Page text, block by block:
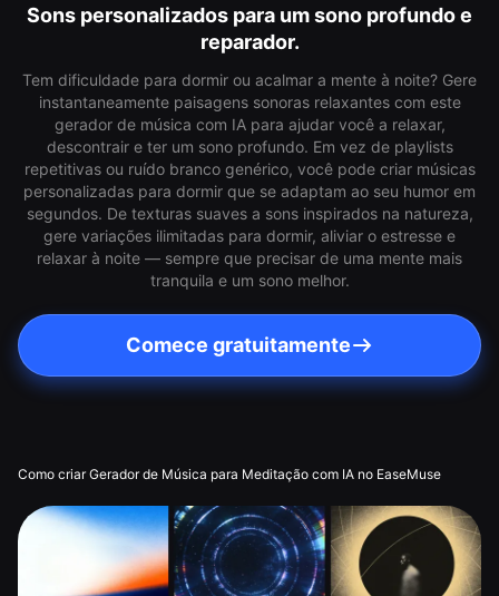
Sons personalizados para um sono profundo e
reparador.
Tem dificuldade para dormir ou acalmar a mente à noite? Gere
instantaneamente paisagens sonoras relaxantes com este
gerador de música com IA para ajudar você a relaxar,
descontrair e ter um sono profundo. Em vez de playlists
repetitivas ou ruído branco genérico, você pode criar músicas
personalizadas para dormir que se adaptam ao seu humor em
segundos. De texturas suaves a sons inspirados na natureza,
gere variações ilimitadas para dormir, aliviar o estresse e
relaxar à noite — sempre que precisar de uma mente mais
tranquila e um sono melhor.
Comece gratuitamente
Como criar Gerador de Música para Meditação com IA no EaseMuse